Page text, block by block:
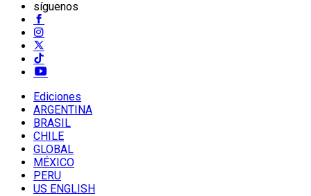
síguenos
Ediciones
ARGENTINA
BRASIL
CHILE
GLOBAL
MÉXICO
PERU
US ENGLISH